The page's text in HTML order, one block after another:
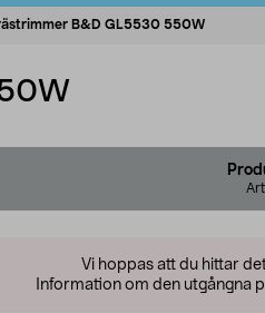
B&D GL5530 550W
Vi hoppas att du hittar
Information om den utgångna